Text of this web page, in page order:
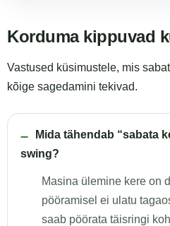
Korduma kippuvad
Vastused küsimustele, mis
kõige sagedamini tekivad.
Mida tähendab “sabata
swing?
Masina ülemine kere on
pööramisel ei ulatu
saab pöörata täisringi